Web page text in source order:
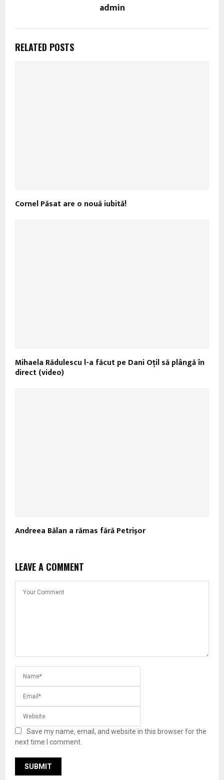
admin
RELATED POSTS
Cornel Păsat are o nouă iubită!
Mihaela Rădulescu l-a făcut pe Dani Oţil să plângă în
direct (video)
Andreea Bălan a rămas fără Petrişor
LEAVE A COMMENT
Save my name, email, and website in this browser for the
next time I comment.